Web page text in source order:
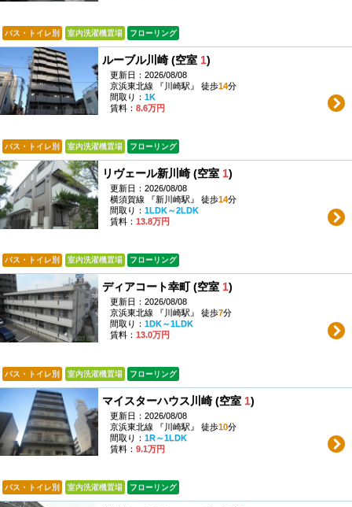
バス・トイレ別 室内洗濯機置場 フローリング
ルーブル川崎 (空室 1)
更新日：2026/08/08
京浜東北線 『川崎駅』 徒歩14分
間取り： 1K
賃料： 8.6万円
バス・トイレ別 室内洗濯機置場 フローリング
リヴェール新川崎 (空室 1)
更新日：2026/08/08
横須賀線 『新川崎駅』 徒歩14分
間取り： 1LDK～2LDK
賃料： 13.8万円
バス・トイレ別 室内洗濯機置場 フローリング
ディアコート幸町 (空室 1)
更新日：2026/08/08
京浜東北線 『川崎駅』 徒歩7分
間取り： 1DK～1LDK
賃料： 13.0万円
バス・トイレ別 室内洗濯機置場 フローリング
マイスターハウス川崎 (空室 1)
更新日：2026/08/08
京浜東北線 『川崎駅』 徒歩10分
間取り： 1R～1LDK
賃料： 9.1万円
バス・トイレ別 室内洗濯機置場 フローリング